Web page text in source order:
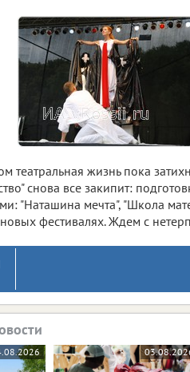
театральная жизнь пока
снова все закипит:
"Наташина мечта", "Школа
новых фестивалях. Ждем с